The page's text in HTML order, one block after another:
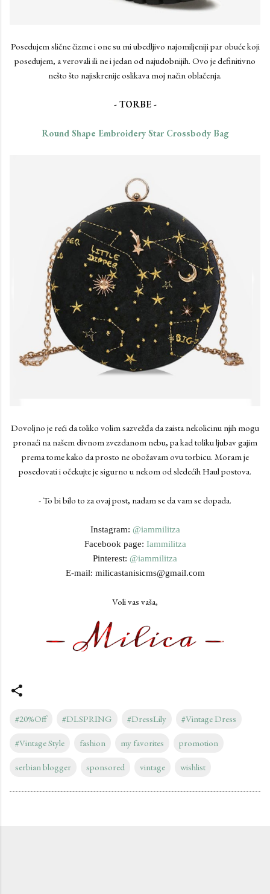
Posedujem slične čizme i one su mi ubedljivo najomiljeniji par obuće koji
posedujem, a verovali ili ne i jedan od najudobnijih. Ovo je definitivno
nešto što najiskrenije oslikava moj način oblačenja.
- TORBE -
Round Shape Embroidery Star Crossbody Bag
Dovoljno je reći da toliko volim sazvežđa da zaista nekolicinu njih mogu
pronaći na našem divnom zvezdanom nebu, pa kad toliku ljubav gajim
prema tome kako da prosto ne obožavam ovu torbicu. Moram je
posedovati i očekujte je sigurno u nekom od sledećih Haul postova.
- To bi bilo to za ovaj post, nadam se da vam se dopada.
Instagram: @iammilitza
Facebook page: Iammilitza
Pinterest: @iammilitza
E-mail: milicastanisicms@gmail.com
Voli vas vaša,
#20%Off #DLSPRING #DressLily #Vintage Dress
#Vintage Style fashion my favorites promotion
serbian blogger sponsored vintage wishlist